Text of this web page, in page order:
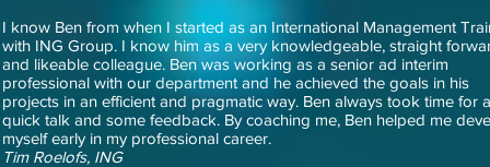
I know Ben from when I started as an International Management
with ING Group. I know him as a very knowledgeable, straight
and likeable colleague. Ben was working as a senior ad interim
professional with our department and he achieved the goals in his
projects in an efficient and pragmatic way. Ben always took time for a
quick talk and some feedback. By coaching me, Ben helped me
myself early in my professional career.
Tim Roelofs, ING